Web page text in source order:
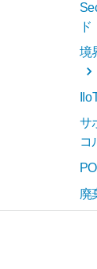
ド
境
サ
コ
廃